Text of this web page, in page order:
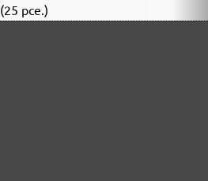
(25 pce.)